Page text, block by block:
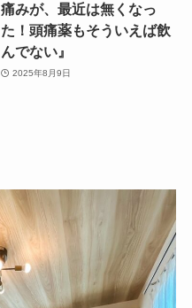
痛みが、最近は無くなっ
た！頭痛薬もそういえば飲
んでない』
2025年8月9日